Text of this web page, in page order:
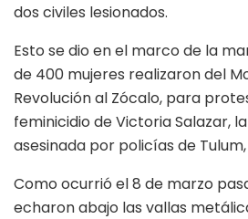
dos civiles lesionados.
Esto se dio en el marco de la
de 400 mujeres realizaron del
Revolución al Zócalo, para
feminicidio de Victoria Salazar,
asesinada por policías de
Como ocurrió el 8 de marzo
echaron abajo las vallas